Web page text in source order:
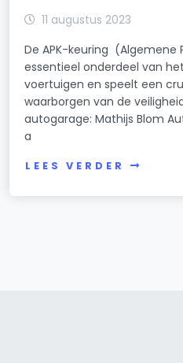
11 augustus 2023
De APK-keuring (Algemene
essentieel onderdeel van
voertuigen en speelt een
waarborgen van de
autogarage: Mathijs Blom
a
LEES VERDER